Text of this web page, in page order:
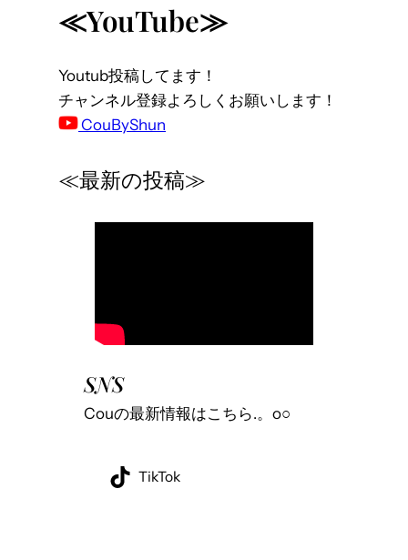
≪YouTube≫
Youtub投稿してます！
チャンネル登録よろしくお願いします！
CouByShun
≪最新の投稿≫
SNS
Couの最新情報はこちら.。o○
TikTok